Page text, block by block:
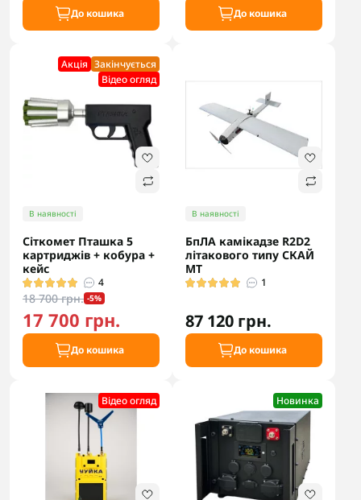
До кошика До кошика
Акцiя Закінчується
Відео огляд
В наявності
Сіткомет Пташка 5
картриджів + кобура +
кейс
4
18 700 грн. -5%
17 700 грн.
До кошика
В наявності
БпЛА камікадзе R2D2
літакового типу СКАЙ
МТ
1
87 120 грн.
До кошика
Відео огляд Новинка